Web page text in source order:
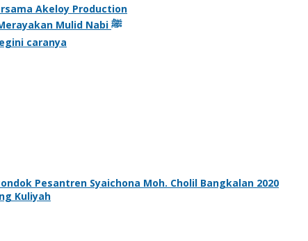
Akeloy Production
Jangan Pernah Khawatir Tidak Mampu Merayakan Mulid Nabi ﷺ
caranya
Pesantren Syaichona Moh. Cholil Bangkalan 2020
Kuliyah